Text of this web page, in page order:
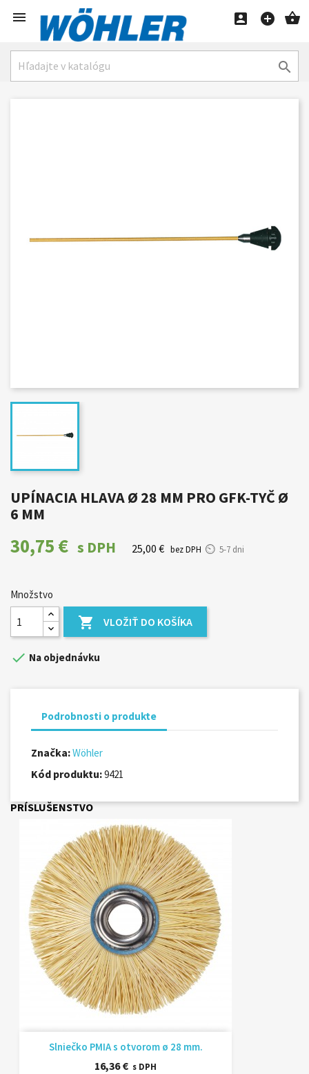
 
 

UPÍNACIA HLAVA Ø 28 MM PRO GFK-TYČ Ø
6 MM
30,75 € s DPH 25,00 € bez DPH 5-7 dni
Množstvo
 VLOŽIŤ DO KOŠÍKA
 Na objednávku
Podrobnosti o produkte
Značka:Wöhler
Kód produktu:9421
PRÍSLUŠENSTVO
Slniečko PMIA s otvorom ø 28 mm.
16,36 € s DPH